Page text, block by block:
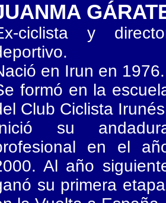
ciclista y
en Irun en 1976.
formó en la
Club Ciclista
su
en el
Al año
su primera